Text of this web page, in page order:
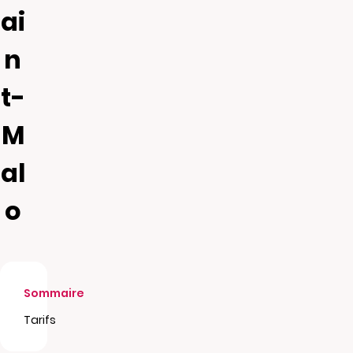
ai
n
t-
M
al
o
Sommaire
Tarifs